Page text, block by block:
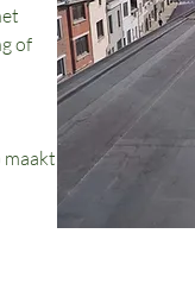
of
maakt